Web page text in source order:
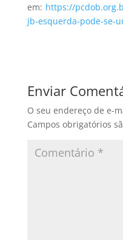
em: https://
jb-esquerda-pode-se-
Enviar
O seu endereço de e-
Campos obrigatórios